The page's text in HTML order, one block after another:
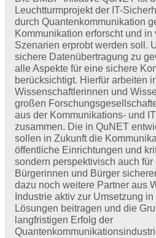
Leuchtturmprojekt der IT-
durch Quantenkommunikation
Kommunikation erforscht und in
Szenarien erprobt werden soll.
sichere Datenübertragung zu
alle Aspekte für eine sichere
berücksichtigt. Hierfür arbeiten
Wissenschaftlerinnen und
großen
aus der Kommunikations- und
zusammen. Die in QuNET
sollen in Zukunft die
öffentliche Einrichtungen und
sondern perspektivisch auch
Bürgerinnen und Bürger
dazu noch weitere Partner aus
Industrie aktiv zur Umsetzung
Lösungen beitragen und die
langfristigen Erfolg der